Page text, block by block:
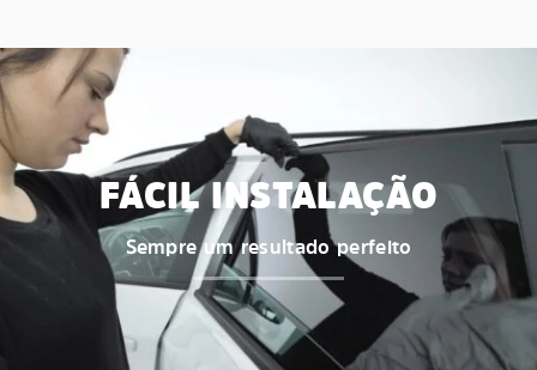
FÁCIL INSTALAÇÃO
Sempre um resultado perfeito